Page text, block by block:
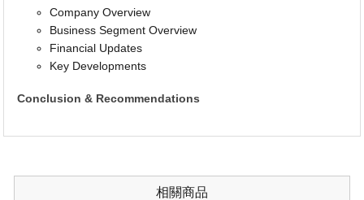
Company Overview
Business Segment Overview
Financial Updates
Key Developments
Conclusion & Recommendations
相關商品